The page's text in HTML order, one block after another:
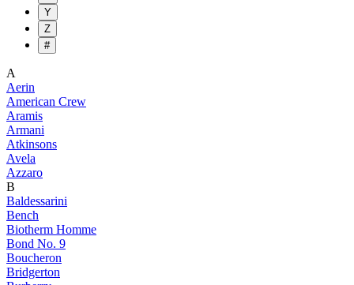
Y
Z
#
A
Aerin
American Crew
Aramis
Armani
Atkinsons
Avela
Azzaro
B
Baldessarini
Bench
Biotherm Homme
Bond No. 9
Boucheron
Bridgerton